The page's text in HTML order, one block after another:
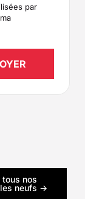
par
tous nos
neufs ->